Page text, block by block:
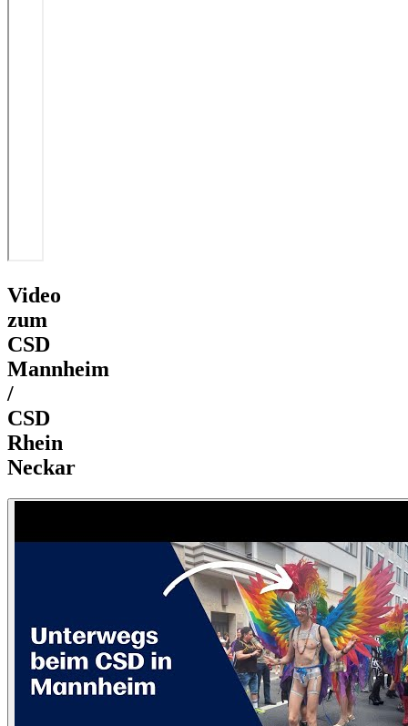
Video
zum
CSD
Mannheim
/
CSD
Rhein
Neckar